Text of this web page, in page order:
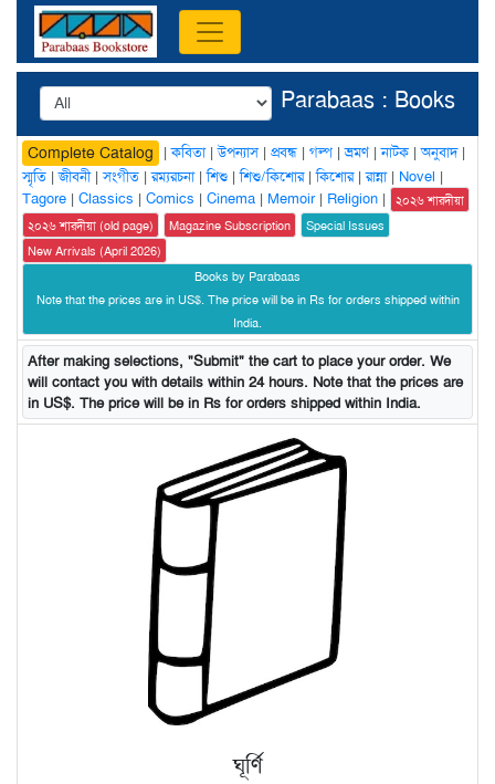
Parabaas : Books
Complete Catalog |কবিতা|উপন্যাস| প্রবন্ধ | গল্প |ভ্রমণ|নাটক |অনুবাদ|
স্মৃতি |জীবনী|সংগীত |রম্যরচনা|শিশু |শিশু/কিশোর|কিশোর|রান্না| Novel |
Tagore | Classics | Comics | Cinema | Memoir| Religion |
২০২৬ শারদীয়া
২০২৬ শারদীয়া (old page)
Magazine Subscription
Special Issues
New Arrivals (April 2026)
Books by Parabaas
Note that the prices are in US$. The price will be in Rs for orders shipped within
India.
After making selections, "Submit" the cart to place your order. We
will contact you with details within 24 hours. Note that the prices are
in US$. The price will be in Rs for orders shipped within India.
ঘূর্ণি